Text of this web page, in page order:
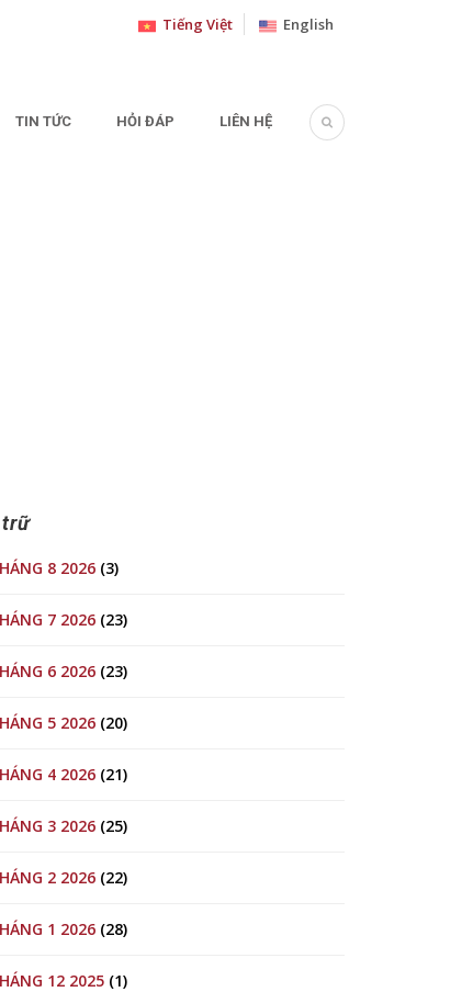
Tiếng Việt English
TIN TỨC HỎI ĐÁP LIÊN HỆ
trữ
8 2026 (3)
7 2026 (23)
6 2026 (23)
5 2026 (20)
4 2026 (21)
3 2026 (25)
2 2026 (22)
1 2026 (28)
12 2025 (1)